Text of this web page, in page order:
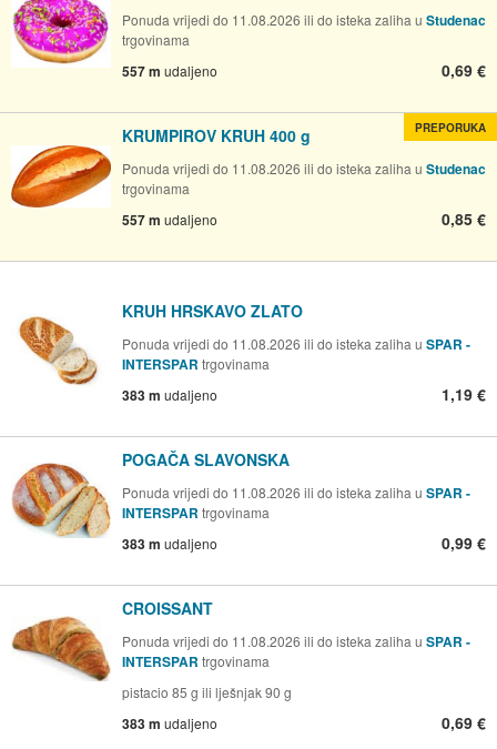
Ponuda vrijedi do 11.08.2026 ili do isteka zaliha u Studenac
trgovinama
557 m udaljeno 0,69 €
KRUMPIROV KRUH 400 g
Ponuda vrijedi do 11.08.2026 ili do isteka zaliha u Studenac
trgovinama
557 m udaljeno 0,85 €
PREPORUKA
KRUH HRSKAVO ZLATO
Ponuda vrijedi do 11.08.2026 ili do isteka zaliha u SPAR -
INTERSPAR trgovinama
383 m udaljeno 1,19 €
POGAČA SLAVONSKA
Ponuda vrijedi do 11.08.2026 ili do isteka zaliha u SPAR -
INTERSPAR trgovinama
383 m udaljeno 0,99 €
CROISSANT
Ponuda vrijedi do 11.08.2026 ili do isteka zaliha u SPAR -
INTERSPAR trgovinama
pistacio 85 g ili lješnjak 90 g
383 m udaljeno 0,69 €